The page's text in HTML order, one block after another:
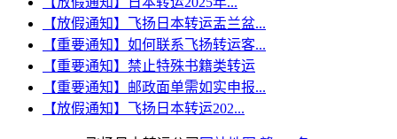
【放假通知】飞扬日本转运盂兰盆...
【重要通知】如何联系飞扬转运客...
【重要通知】禁止特殊书籍类转运
【重要通知】邮政面单需如实申报...
【放假通知】飞扬日本转运202...